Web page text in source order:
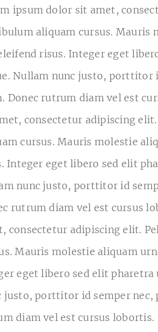
ipsum dolor sit amet,
aliquam cursus. Mauris
risus. Integer eget
Nullam nunc justo, porttitor
Donec rutrum diam vel est
consectetur adipiscing
cursus. Mauris molestie
Integer eget libero sed elit
nunc justo, porttitor id
rutrum diam vel est cursus
consectetur adipiscing elit.
Mauris molestie aliquam
eget libero sed elit
justo, porttitor id semper nec,
diam vel est cursus lobortis.